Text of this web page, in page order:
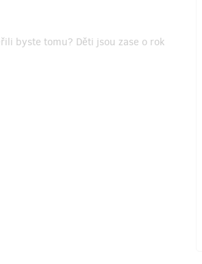
byste tomu? Děti jsou zase o rok